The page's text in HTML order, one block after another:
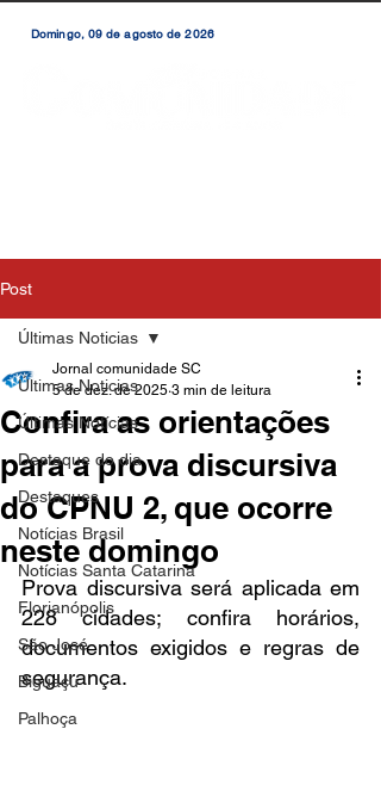
Domingo, 09 de agosto de 2026
Post
Últimas Noticias
Últimas Notícias
Destaque do dia
Destaques
Notícias Brasil
Notícias Santa Catarina
Florianópolis
São José
Biguaçu
Palhoça
Últimas Noticias
Confira as orientações
para a prova discursiva
do CPNU 2, que ocorre
neste domingo
Jornal comunidade SC
5 de dez. de 2025 3 min de leitura
Prova discursiva será aplicada em
228 cidades; confira horários,
documentos exigidos e regras de
segurança.